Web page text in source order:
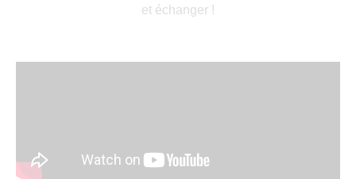
et échanger !